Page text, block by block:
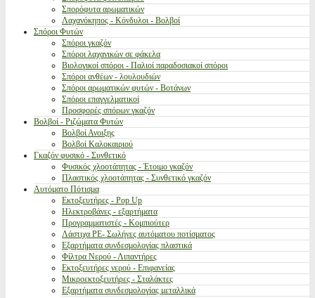
Σπορόφυτα αρωματικών
Λαχανόκηπος - Κόνδυλοι - Βολβοί
Σπόροι Φυτών
Σπόροι γκαζόν
Σπόροι λαχανικών σε φάκελα
Βιολογικοί σπόροι - Παλιοί παραδοσιακοί σπόροι
Σπόροι ανθέων - λουλουδιών
Σπόροι αρωματικών φυτών - Βοτάνων
Σπόροι επαγγελματικοί
Προσφορές σπόρων γκαζόν
Βολβοί - Ριζώματα Φυτών
Βολβοί Ανοιξης
Βολβοί Καλοκαιριού
Γκαζόν φυσικό - Συνθετικό
Φυσικός χλοοτάπητας - Έτοιμο γκαζόν
Πλαστικός χλοοτάπητας - Συνθετικό γκαζόν
Αυτόματο Πότισμα
Εκτοξευτήρες - Pop Up
Ηλεκτροβάνες - εξαρτήματα
Προγραμματιστές - Κομπιούτερ
Λάστιχα PE- Σωλήνες αυτόματου ποτίσματος
Εξαρτήματα συνδεσμολογίας πλαστικά
Φίλτρα Νερού - Λιπαντήρες
Εκτοξευτήρες νερού - Επιφανείας
Μικροεκτοξευτήρες - Σταλάκτες
Εξαρτήματα συνδεσμολογίας μεταλλικά